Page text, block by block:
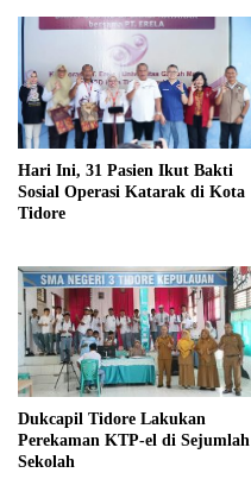
Hari Ini, 31 Pasien Ikut Bakti
Sosial Operasi Katarak di Kota
Tidore
Dukcapil Tidore Lakukan
Perekaman KTP-el di Sejumlah
Sekolah